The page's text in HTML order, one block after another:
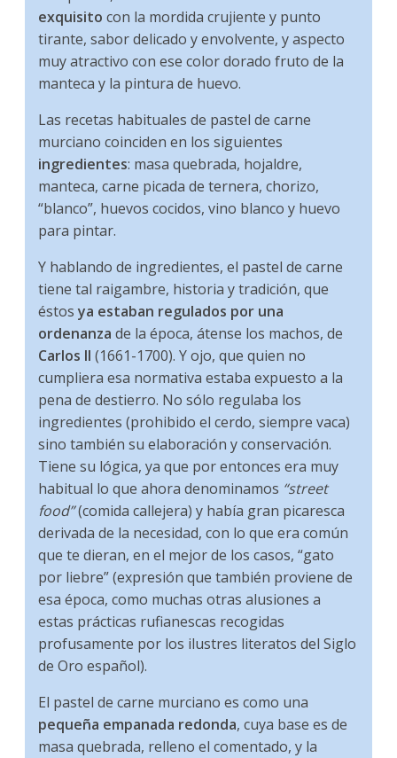
exquisito con la mordida crujiente y punto
tirante, sabor delicado y envolvente, y aspecto
muy atractivo con ese color dorado fruto de la
manteca y la pintura de huevo.
Las recetas habituales de pastel de carne
murciano coinciden en los siguientes
ingredientes: masa quebrada, hojaldre,
manteca, carne picada de ternera, chorizo,
“blanco”, huevos cocidos, vino blanco y huevo
para pintar.
Y hablando de ingredientes, el pastel de carne
tiene tal raigambre, historia y tradición, que
éstosya estaban regulados por una
ordenanza de la época, átense los machos, de
Carlos II (1661-1700). Y ojo, que quien no
cumpliera esa normativa estaba expuesto a la
pena de destierro. No sólo regulaba los
ingredientes (prohibido el cerdo, siempre vaca)
sino también su elaboración y conservación.
Tiene su lógica, ya que por entonces era muy
habitual lo que ahora denominamos “street
food”(comida callejera) y había gran picaresca
derivada de la necesidad, con lo que era común
que te dieran, en el mejor de los casos, “gato
por liebre” (expresión que también proviene de
esa época, como muchas otras alusiones a
estas prácticas rufianescas recogidas
profusamente por los ilustres literatos del Siglo
de Oro español).
El pastel de carne murciano es como una
pequeña empanada redonda, cuya base es de
masa quebrada, relleno el comentado, y la